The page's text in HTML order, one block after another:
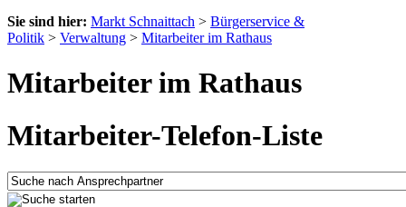
Sie sind hier: Markt Schnaittach > Bürgerservice &
Politik > Verwaltung > Mitarbeiter im Rathaus
Mitarbeiter im Rathaus
Mitarbeiter-Telefon-Liste